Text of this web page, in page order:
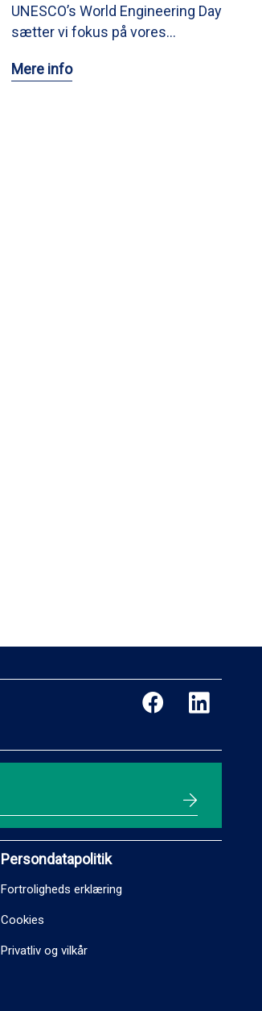
UNESCO’s World Engineering Day
sætter vi fokus på vores…
Mere info
Persondatapolitik
Fortroligheds erklæring
Cookies
Privatliv og vilkår